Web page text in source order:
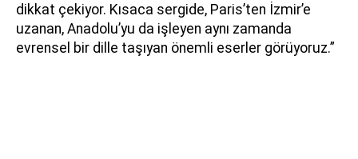
dikkat çekiyor. Kısaca sergide, Paris’ten İzmir’e
uzanan, Anadolu’yu da işleyen aynı zamanda
evrensel bir dille taşıyan önemli eserler görüyoruz.”